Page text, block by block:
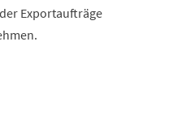
Exportaufträge